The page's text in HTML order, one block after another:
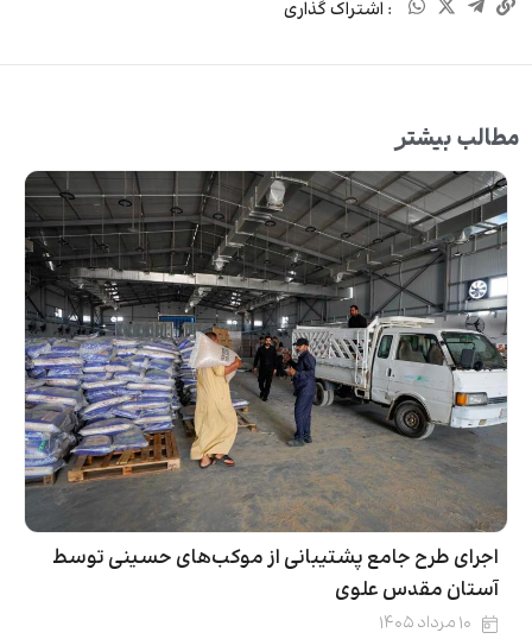
: اشتراک گذاری
مطالب بیشتر
اجرای طرح جامع پشتیبانی از موکب‌های حسینی توسط
آستان مقدس علوی
۱۰ مرداد ۱۴۰۵